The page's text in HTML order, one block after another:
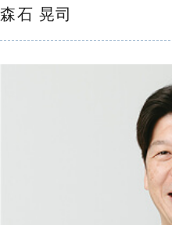
森石 晃司